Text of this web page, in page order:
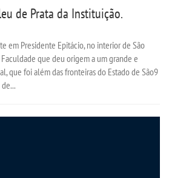
de Prata da Instituição.
em Presidente Epitácio, no interior de São
que deu origem a um grande e
que foi além das fronteiras do Estado de São9